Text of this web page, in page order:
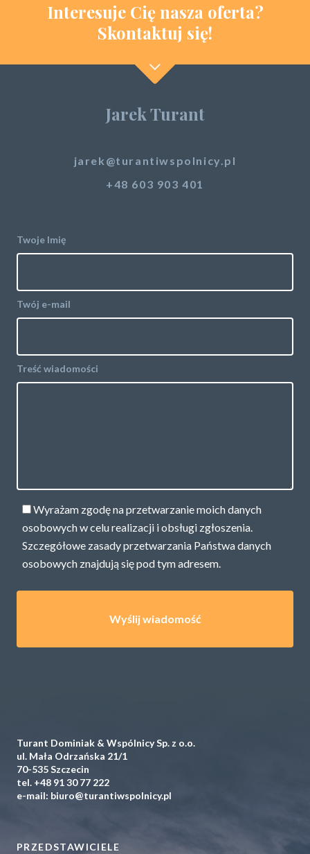
Interesuje Cię nasza oferta?
Skontaktuj się!
Jarek Turant
jarek@turantiwspolnicy.pl
+48 603 903 401
Twoje Imię
Twój e-mail
Treść wiadomości
Wyrażam zgodę na przetwarzanie moich danych
osobowych w celu realizacji i obsługi zgłoszenia.
Szczegółowe zasady przetwarzania Państwa danych
osobowych znajdują się podtym adresem.
Turant Dominiak & Wspólnicy Sp. z o.o.
ul. Mała Odrzańska 21/1
70-535 Szczecin
tel. +48 91 30 77 222
e-mail: biuro@turantiwspolnicy.pl
PRZEDSTAWICIELE